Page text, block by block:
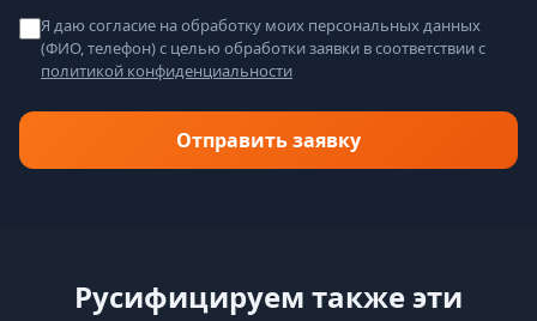
Я даю согласие на обработку моих персональных данных
(ФИО, телефон) с целью обработки заявки в соответствии с
политикой конфиденциальности
Отправить заявку
Русифицируем также эти